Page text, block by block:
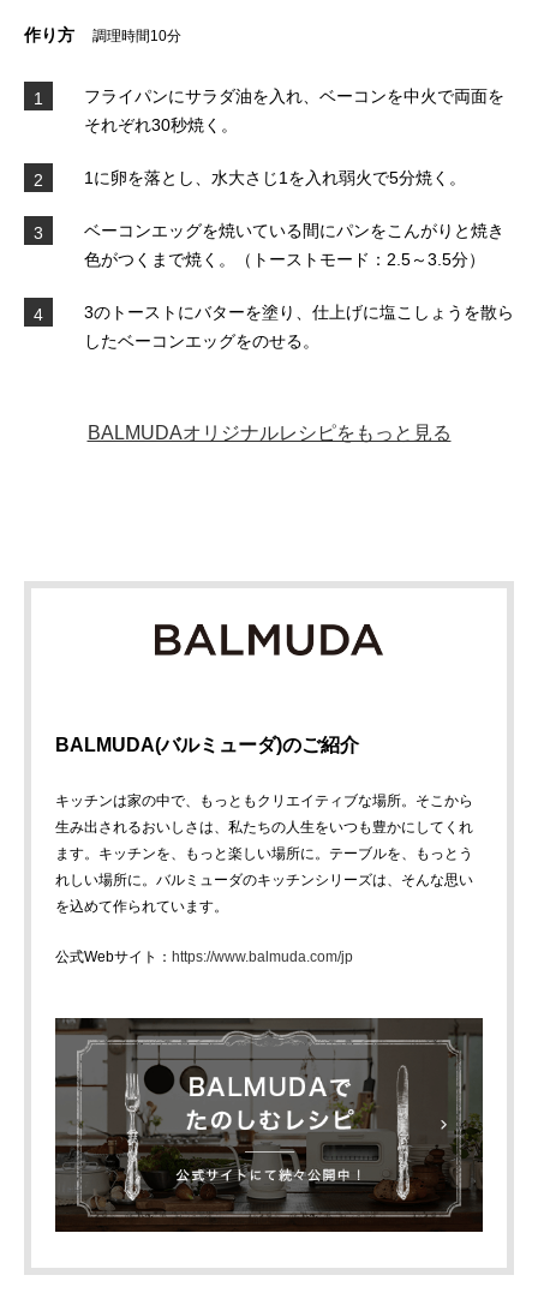
作り方 調理時間10分
1
フライパンにサラダ油を入れ、ベーコンを中火で両面を
それぞれ30秒焼く。
2 1に卵を落とし、水大さじ1を入れ弱火で5分焼く。
3
ベーコンエッグを焼いている間にパンをこんがりと焼き
色がつくまで焼く。（トーストモード：2.5～3.5分）
4
3のトーストにバターを塗り、仕上げに塩こしょうを散ら
したベーコンエッグをのせる。
BALMUDAオリジナルレシピをもっと見る
BALMUDA(バルミューダ)のご紹介
キッチンは家の中で、もっともクリエイティブな場所。そこから
生み出されるおいしさは、私たちの人生をいつも豊かにしてくれ
ます。キッチンを、もっと楽しい場所に。テーブルを、もっとう
れしい場所に。バルミューダのキッチンシリーズは、そんな思い
を込めて作られています。
公式Webサイト： https://www.balmuda.com/jp